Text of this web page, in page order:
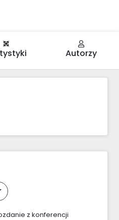
Autorzy
z konferencji